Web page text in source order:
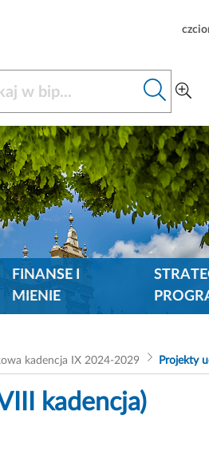
FINANSE I
MIENIE
kadencja IX 2024-2029 Projekty
kadencja)